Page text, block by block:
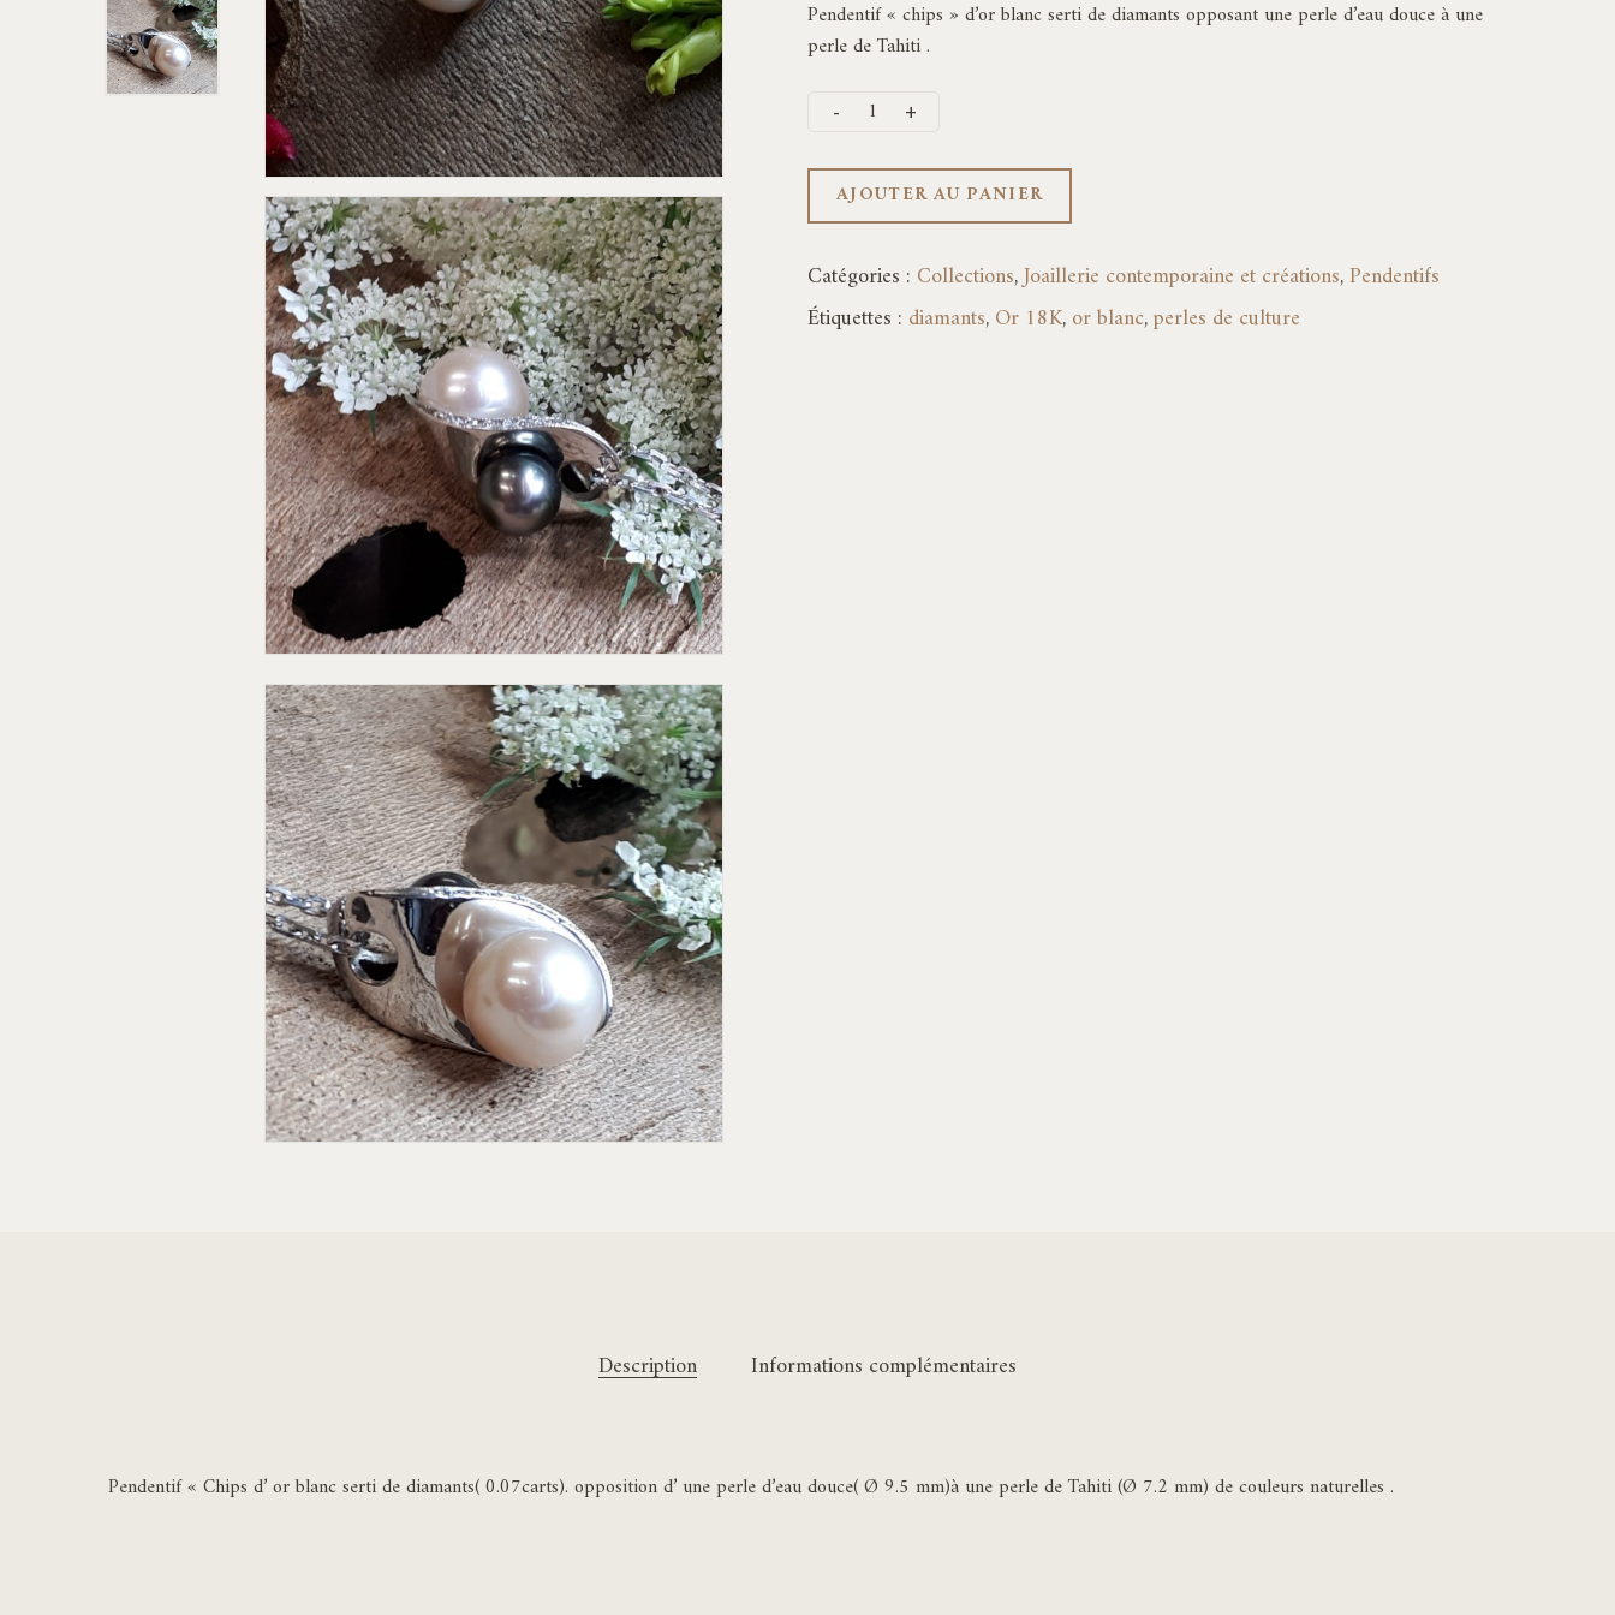
Pendentif « chips » d’or blanc serti de diamants opposant une perle d’eau douce à une
perle de Tahiti .
AJOUTER AU PANIER
Catégories : Collections,Joaillerie contemporaine et créations,Pendentifs
Étiquettes : diamants,Or 18K,or blanc,perles de culture
Description Informations complémentaires
Pendentif « Chips d’ or blanc serti de diamants( 0.07carts). opposition d’ une perle d’eau douce( Ø 9.5 mm)à une perle de Tahiti (Ø 7.2 mm) de couleurs naturelles .